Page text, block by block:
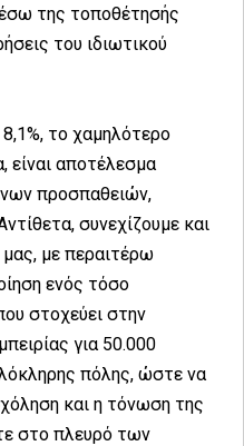
της τοποθέτησής
του ιδιωτικού
το χαμηλότερο
είναι αποτέλεσμα
προσπαθειών,
συνεχίζουμε και
μας, με περαιτέρω
ενός τόσο
στοχεύει στην
για 50.000
πόλης, ώστε να
και η τόνωση της
στο πλευρό των